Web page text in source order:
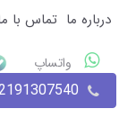
درباره ما تماس با
واتساپ